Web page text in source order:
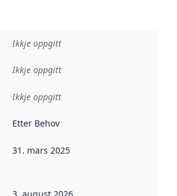
Ikkje oppgitt
:
Ikkje oppgitt
Ikkje oppgitt
:
Etter Behov
31. mars 2025